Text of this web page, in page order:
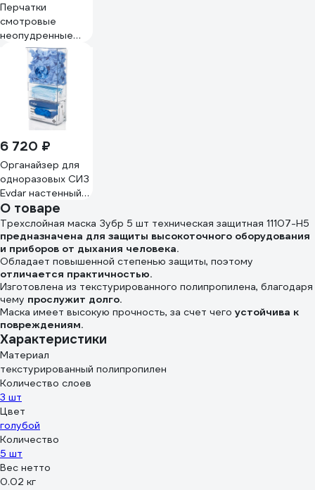
Перчатки
смотровые
неопудренные
ARCHDALE
NitriMax
нитриловые,
черные, 4г, 50
пар, р.L B784L
6 720 ₽
Органайзер для
одноразовых СИЗ
Evdar настенный
O13020
О товаре
Трехслойная маска Зубр 5 шт техническая защитная 11107-H5
предназначена для защиты высокоточного оборудования
и приборов от дыхания человека.
Обладает повышенной степенью защиты, поэтому
отличается практичностью.
Изготовлена из текстурированного полипропилена, благодаря
чему прослужит долго.
Маска имеет высокую прочность, за счет чего устойчива к
повреждениям.
Характеристики
Материал
текстурированный полипропилен
Количество слоев
3 шт
Цвет
голубой
Количество
5 шт
Вес нетто
0.02 кг